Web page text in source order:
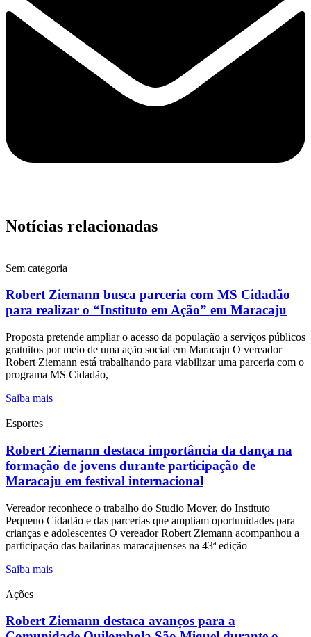
Notícias relacionadas
Sem categoria
Robert Ziemann busca parceria com MS Cidadão
para realizar o “Instituto em Ação” em Maracaju
Proposta pretende ampliar o acesso da população a serviços públicos
gratuitos por meio de uma ação social em Maracaju O vereador
Robert Ziemann está trabalhando para viabilizar uma parceria com o
programa MS Cidadão,
Saiba mais
Esportes
Robert Ziemann destaca importância da dança na
formação de jovens durante participação de
Maracaju em festival internacional
Vereador reconhece o trabalho do Studio Mover, do Instituto
Pequeno Cidadão e das parcerias que ampliam oportunidades para
crianças e adolescentes O vereador Robert Ziemann acompanhou a
participação das bailarinas maracajuenses na 43ª edição
Saiba mais
Ações
Robert Ziemann destaca avanços para a